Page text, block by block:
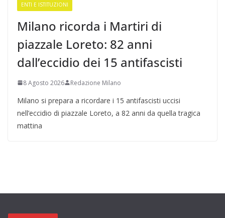
ENTI E ISTITUZIONI
Milano ricorda i Martiri di
piazzale Loreto: 82 anni
dall’eccidio dei 15 antifascisti
8 Agosto 2026 Redazione Milano
Milano si prepara a ricordare i 15 antifascisti uccisi
nell’eccidio di piazzale Loreto, a 82 anni da quella tragica
mattina